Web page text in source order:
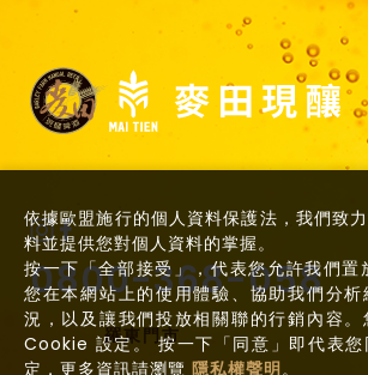
0800-368-058
羅東門市
依據歐盟施行的個人資料保護法，我們致
料並提供您對個人資料的掌握。
按一下「全部接受」，代表您允許我們
您在本網站上的使用體驗、協助我們分
況，以及讓我們投放相關聯的行銷內容
Cookie 設定。 按一下「同意」即代表您
定，更多資訊請瀏覽 隱私權聲明。